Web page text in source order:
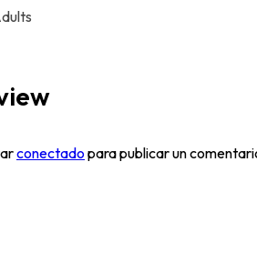
conectado para publicar un